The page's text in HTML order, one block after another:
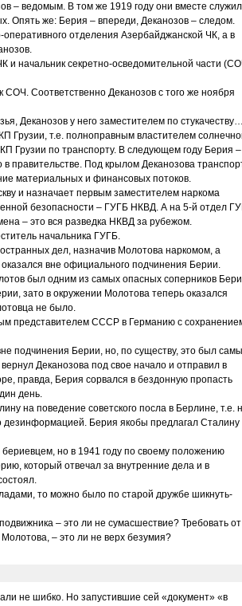
– ведомым. В том же 1919 году они вместе
Опять же: Берия – впереди, Деканозов – следом.
отделения Азербайджанской ЧК, а в
и начальник секретно-осведомительной части
Соответственно Деканозов с того же ноября
Деканозов у него заместителем по стукачеству…
Грузии, т.е. полноправным властителем
Грузии по транспорту. В следующем году Берия –
в правительстве. Под крылом Деканозова
материальных и финансовых потоков.
и назначает первым заместителем наркома
безопасности – ГУГБ НКВД. А на 5-й отдел
– это вся разведка НКВД за рубежом.
начальника ГУГБ.
дел, назначив Молотова наркомом, а
вне официального подчинения Берии.
был одним из самых опасных соперников
зато в окружении Молотова теперь оказался
не было.
представителем СССР в Германию с
подчинения Берии, но, по существу, это был
Деканозова под свое начало и отправил в
правда, Берия сорвался в бездонную пропасть
день.
на поведение советского посла в Берлине, т.е.
дезинформацией. Берия якобы предлагал Сталину
но в 1941 году по своему положению
который отвечал за внутренние дела и в
то можно было по старой дружбе шикнуть-
– это ли не сумасшествие? Требовать от
– это ли не верх безумия?
не шибко. Но запустившие сей «документ» «в